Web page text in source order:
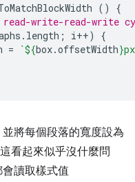
()
{
write-read-write
. length ; i++)
{
= `${box.offsetWidth}
將每個段落的寬度設為
看起來似乎沒什麼問
讀取樣式值